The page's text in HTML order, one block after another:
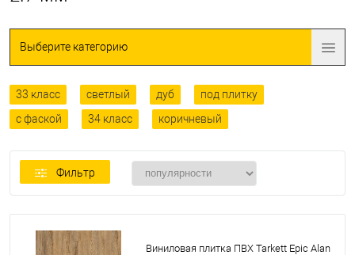
Выберите категорию
33 класс светлый дуб
под плитку
с фаской
34 класс коричневый
Фильтр
Виниловая плитка ПВХ Tarkett Epic Alan